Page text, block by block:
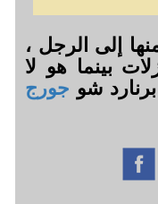
إلى الرجل ،
بينما هو لا
شو جورج